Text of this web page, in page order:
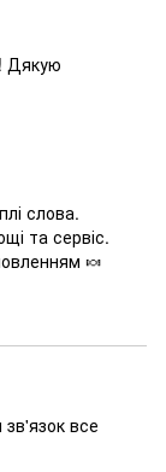
Дякую
слова.
та сервіс.
🍬
все